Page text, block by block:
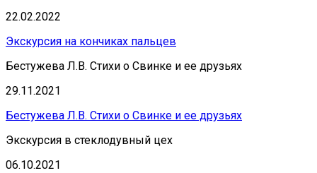
22.02.2022
Экскурсия на кончиках пальцев
Бестужева Л.В. Стихи о Свинке и ее друзьях
29.11.2021
Бестужева Л.В. Стихи о Свинке и ее друзьях
Экскурсия в стеклодувный цех
06.10.2021